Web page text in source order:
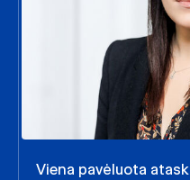
Viena pavėluota